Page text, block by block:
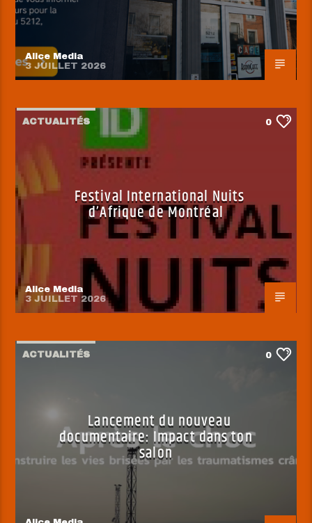
Alice Media
3 JUILLET 2026
ACTUALITÉS 0
Festival International Nuits
d’Afrique de Montréal
Alice Media
3 JUILLET 2026
ACTUALITÉS 0
Lancement du nouveau
documentaire: Impact dans ton
salon